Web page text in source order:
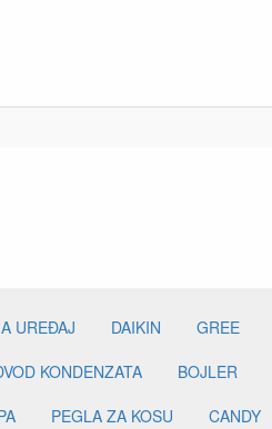
UREĐAJ DAIKIN GREE
KONDENZATA BOJLER
PEGLA ZA KOSU CANDY